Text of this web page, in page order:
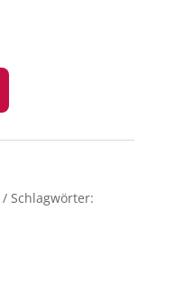
Schlagwörter: